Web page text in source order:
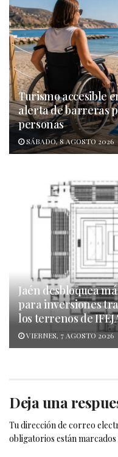
Turismo accesible
alerta de barreras
personas
SÁBADO, 8 AGOSTO 2026
Jaén desbloquea
para inversiones
los terrenos de
VIERNES, 7 AGOSTO 2026
Deja una
Tu dirección de correo
obligatorios están marcados